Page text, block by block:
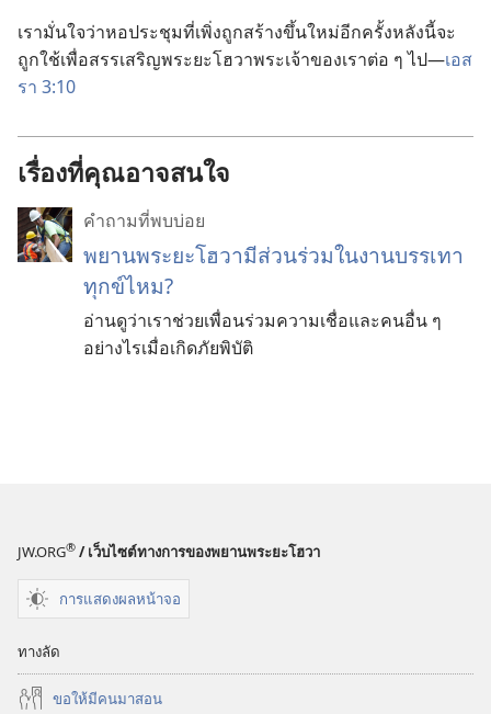
เรา​มั่น​ใจ​ว่า​หอ​ประชุม​ที่​เพิ่ง​ถูก​สร้าง​ขึ้น​ใหม่​อีก​ครั้ง​หลัง​นี้​จะ​
ถูก​ใช้​เพื่อ​สรรเสริญ​พระ​ยะโฮวา​พระเจ้า​ของ​เรา​ต่อ​ ๆ ​ไป—เอส
รา 3:10
เรื่องที่คุณอาจสนใจ
คำถามที่พบบ่อย
พยานพระยะโฮวามีส่วนร่วมในงานบรรเทา
ทุกข์ไหม?
อ่านดูว่าเราช่วยเพื่อนร่วมความเชื่อและคนอื่น ๆ
อย่างไรเมื่อเกิดภัยพิบัติ
JW.ORG® / เว็บไซต์ทางการของพยานพระยะโฮวา
การแสดงผลหน้าจอ
ทางลัด
ขอ​ให้​มี​คน​มา​สอน